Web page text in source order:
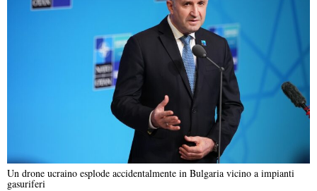
Un drone ucraino esplode accidentalmente in Bulgaria vicino a impianti
gasuriferi